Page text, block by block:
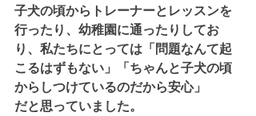
子犬の頃からトレーナーとレッスンを
行ったり、幼稚園に通ったりしてお
り、私たちにとっては「問題なんて起
こるはずもない」「ちゃんと子犬の頃
からしつけているのだから安心」
だと思っていました。